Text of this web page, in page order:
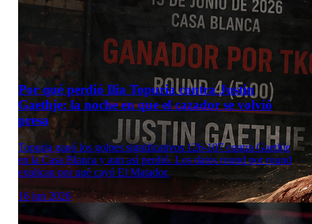
Por qué perdió Ilia Topuria contra Justin
Gaethje: la noche en que el cazador se volvió
presa
Topuria ganó los golpes significativos 126-107 contra Gaethje
en la Casa Blanca y aun así perdió. Los datos round por round
explican por qué cayó El Matador.
16 jun 2026